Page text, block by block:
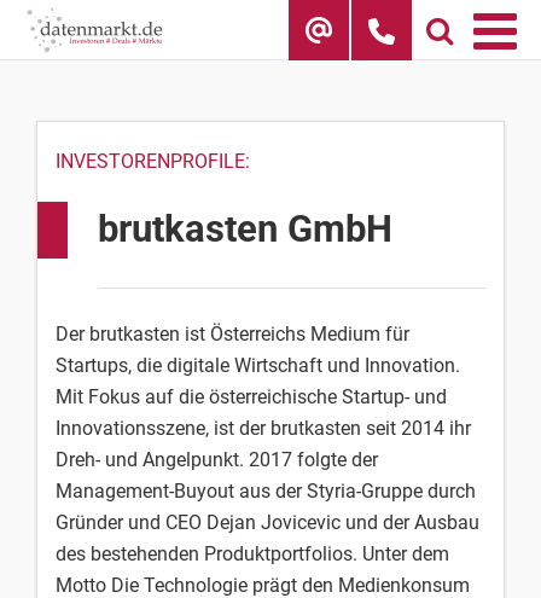
Skip
INVESTORENPROFILE:
brutkasten GmbH
Der brutkasten ist Österreichs Medium für
Startups, die digitale Wirtschaft und Innovation.
Mit Fokus auf die österreichische Startup- und
Innovationsszene, ist der brutkasten seit 2014 ihr
Dreh- und Angelpunkt. 2017 folgte der
Management-Buyout aus der Styria-Gruppe durch
Gründer und CEO Dejan Jovicevic und der Ausbau
des bestehenden Produktportfolios. Unter dem
Motto Die Technologie prägt den Medienkonsum